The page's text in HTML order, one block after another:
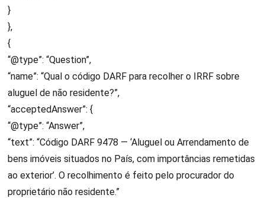
}
},
{
“@type”: “Question”,
“name”: “Qual o código DARF para recolher o IRRF sobre
aluguel de não residente?”,
“acceptedAnswer”: {
“@type”: “Answer”,
“text”: “Código DARF 9478 — ‘Aluguel ou Arrendamento de
bens imóveis situados no País, com importâncias remetidas
ao exterior’. O recolhimento é feito pelo procurador do
proprietário não residente.”